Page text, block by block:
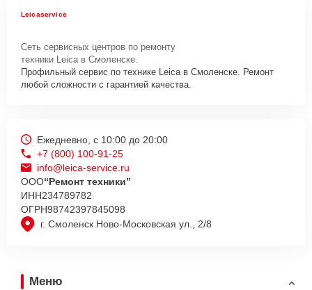
Leicaservice
Сеть сервисных центров по ремонту
техники Leica в Смоленске.
Профильный сервис по технике Leica в Смоленске. Ремонт
любой сложности с гарантией качества.
г. Смоленск Ново-Московская ул., 2/8
Ежедневно, с 10:00 до 20:00
+7 (800) 100-91-25
info@leica-service.ru
ООО“Ремонт техники”
ИНН234789782
ОГРН98742397845098
Меню